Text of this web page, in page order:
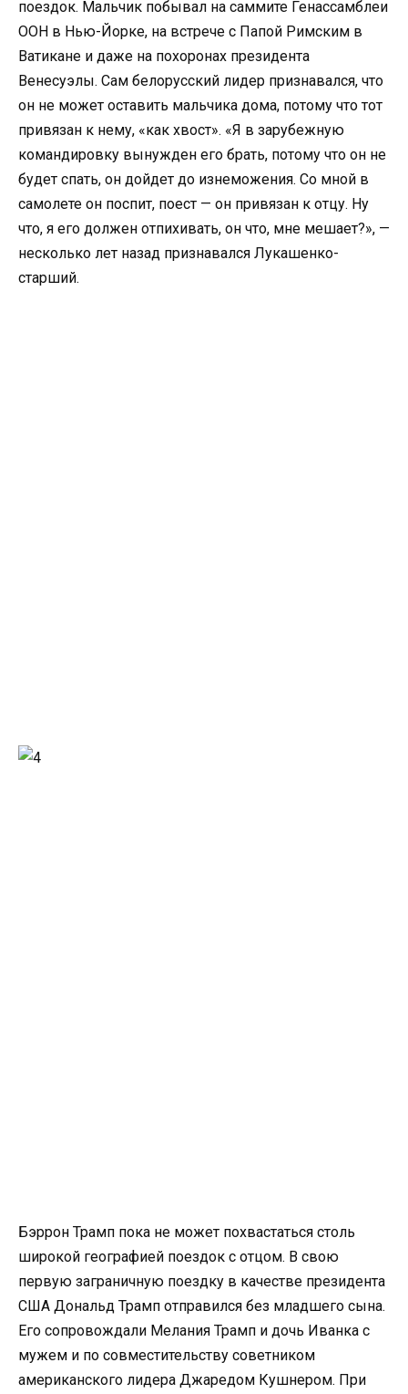
поездок. Мальчик побывал на саммите Генассамблеи
ООН в Нью-Йорке, на встрече с Папой Римским в
Ватикане и даже на похоронах президента
Венесуэлы. Сам белорусский лидер признавался, что
он не может оставить мальчика дома, потому что тот
привязан к нему, «как хвост». «Я в зарубежную
командировку вынужден его брать, потому что он не
будет спать, он дойдет до изнеможения. Со мной в
самолете он поспит, поест — он привязан к отцу. Ну
что, я его должен отпихивать, он что, мне мешает?», —
несколько лет назад признавался Лукашенко-
старший.
Бэррон Трамп пока не может похвастаться столь
широкой географией поездок с отцом. В свою
первую заграничную поездку в качестве президента
США Дональд Трамп отправился без младшего сына.
Его сопровождали Мелания Трамп и дочь Иванка с
мужем и по совместительству советником
американского лидера Джаредом Кушнером. При